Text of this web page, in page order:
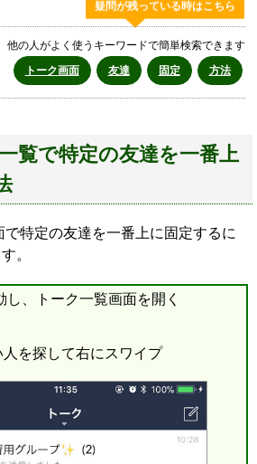
疑問が残っている時はこちら
他の人がよく使うキーワードで簡単検索できます
トーク画面
友達 固定 方法
覧で特定の友達を一番上
で特定の友達を一番上に固定するに
。
し、トーク一覧画面を開く
人を探して右にスワイプ